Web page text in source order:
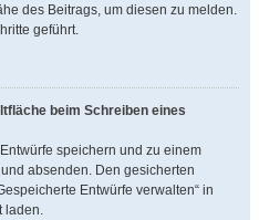
des Beitrags, um diesen zu melden.
geführt.
beim Schreiben eines
speichern und zu einem
absenden. Den gesicherten
Entwürfe verwalten“ in
laden.